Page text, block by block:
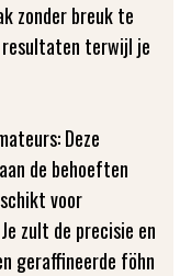
zonder breuk te
resultaten terwijl je
Deze
de behoeften
voor
zult de precisie en
geraffineerde föhn